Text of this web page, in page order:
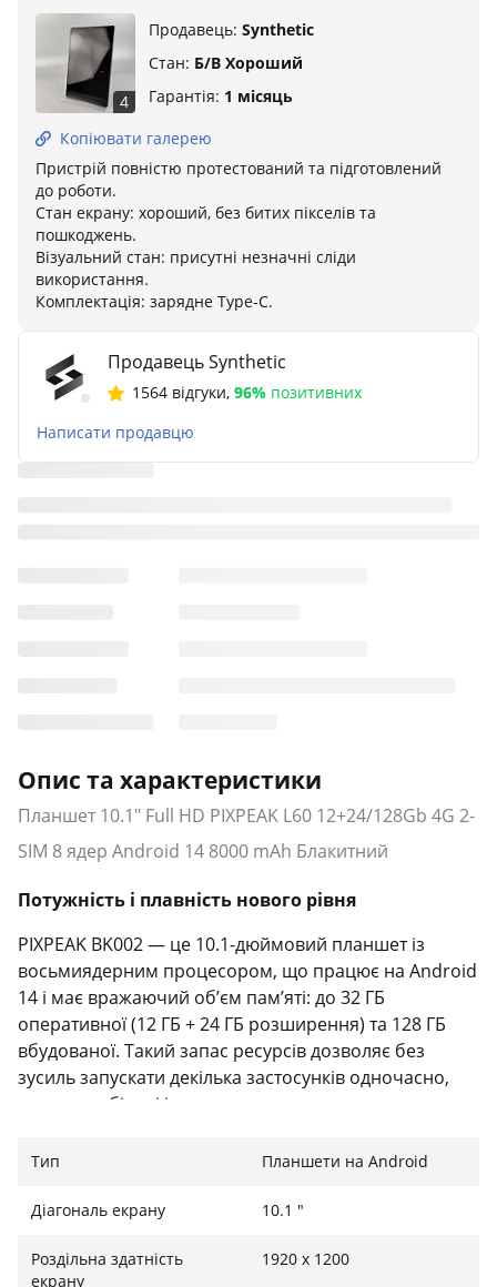
4
Продавець: Synthetic
Стан: Б/В Хороший
Гарантія: 1 місяць
Копіювати галерею
Пристрій повністю протестований та підготовлений
до роботи.
Стан екрану: хороший, без битих пікселів та
пошкоджень.
Візуальний стан: присутні незначні сліди
використання.
Комплектація: зарядне Type-C.
Продавець Synthetic
1564 відгуки, 96% позитивних
Написати продавцю
Опис та характеристики
Планшет 10.1" Full HD PIXPEAK L60 12+24/128Gb 4G 2-
SIM 8 ядер Android 14 8000 mAh Блакитний
Потужність і плавність нового рівня
PIXPEAK BK002 — це 10.1-дюймовий планшет із
восьмиядерним процесором, що працює на Android
14 і має вражаючий об’єм пам’яті: до 32 ГБ
оперативної (12 ГБ + 24 ГБ розширення) та 128 ГБ
вбудованої. Такий запас ресурсів дозволяє без
зусиль запускати декілька застосунків одночасно,
грати в мобільні ігри чи працювати з великими
Full HD-дисплей для розваг і роботи
10.1-дюймовий IPS-екран із роздільною здатністю
Тип Планшети на Android
Діагональ екрану 10.1 "
Роздільна здатність
екрану
1920 x 1200